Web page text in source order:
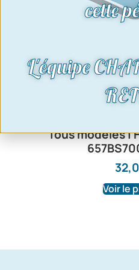
Tous modèles |
Voir le
cette
L'équipe